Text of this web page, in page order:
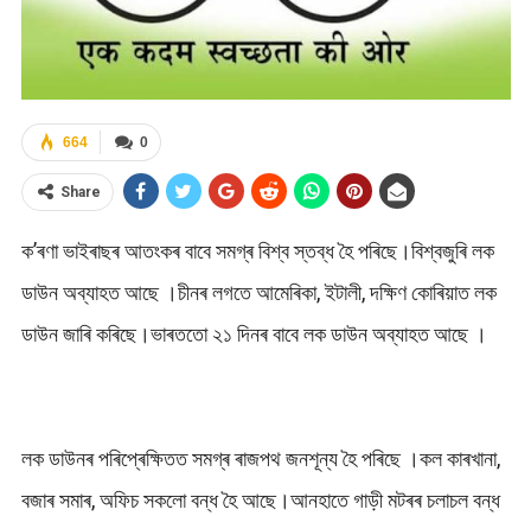
0
664
Share
ক’ৰণা ভাইৰাছৰ আতংকৰ বাবে সমগ্ৰ বিশ্ব স্তব্ধ হৈ পৰিছে।বিশ্বজুৰি লক
ডাউন অব্যাহত আছে ।চীনৰ লগতে আমেৰিকা, ইটালী, দক্ষিণ কোৰিয়াত লক
ডাউন জাৰি কৰিছে।ভাৰততো ২১ দিনৰ বাবে লক ডাউন অব্যাহত আছে ।
লক ডাউনৰ পৰিপ্ৰেক্ষিতত সমগ্ৰ ৰাজপথ জনশূন্য হৈ পৰিছে ।কল কাৰখানা,
বজাৰ সমাৰ, অফিচ সকলো বন্ধ হৈ আছে।আনহাতে গাড়ী মটৰৰ চলাচল বন্ধ